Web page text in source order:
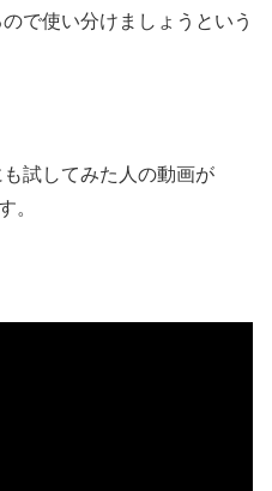
で使い分けましょうという
試してみた人の動画が
。